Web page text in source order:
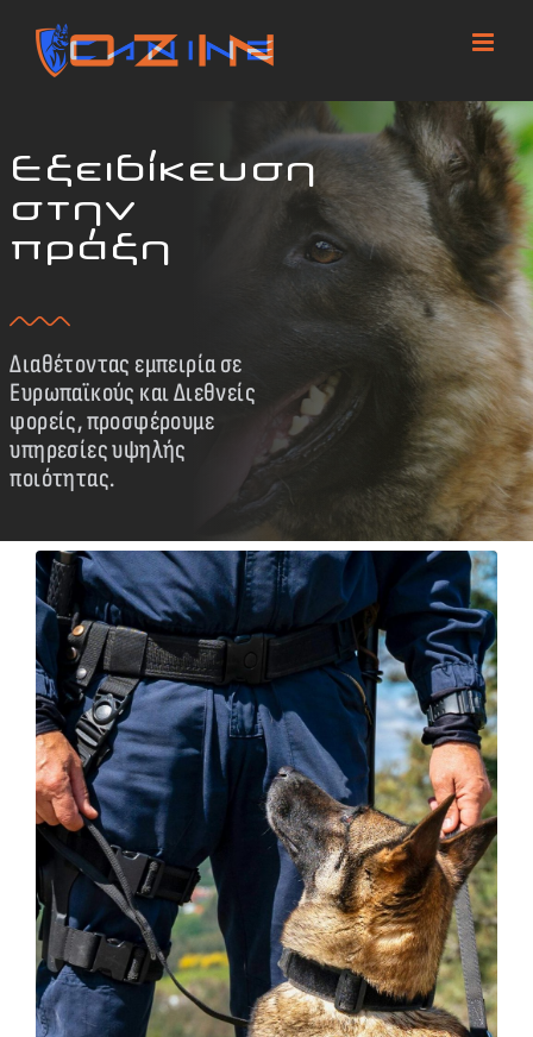
content
Εξειδίκευση
στην
πράξη
Διαθέτοντας εμπειρία σε
Ευρωπαϊκούς και Διεθνείς
φορείς, προσφέρουμε
υπηρεσίες υψηλής
ποιότητας.